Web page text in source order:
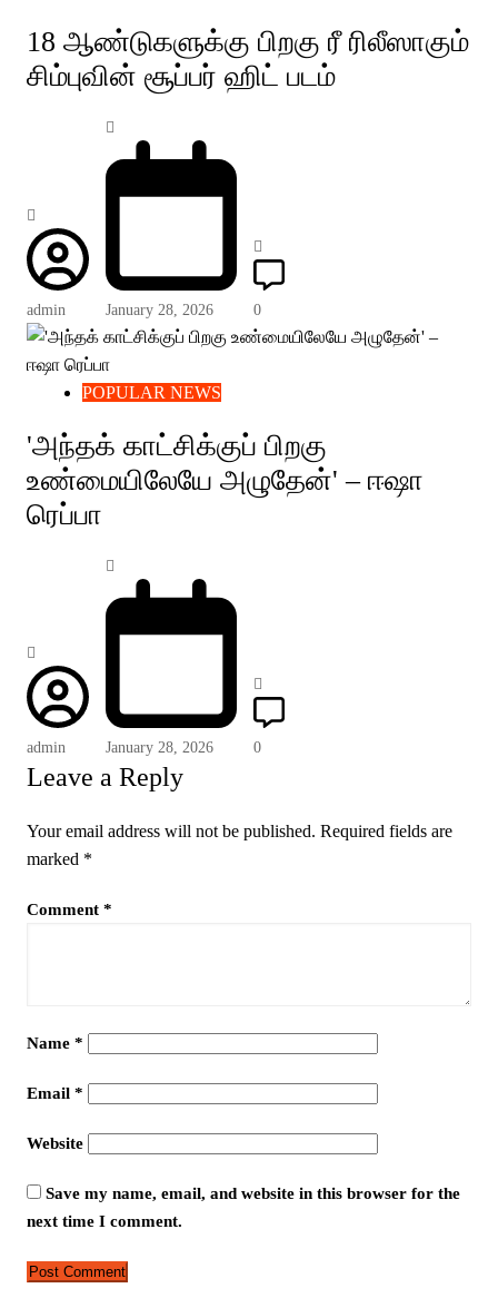
18 ஆண்டுகளுக்கு பிறகு ரீ ரிலீஸாகும்
சிம்புவின் சூப்பர் ஹிட் படம்
admin January 28, 2026 0
POPULAR NEWS
'அந்தக் காட்சிக்குப் பிறகு
உண்மையிலேயே அழுதேன்' – ஈஷா
ரெப்பா
admin January 28, 2026 0
Leave a Reply
Your email address will not be published. Required fields are
marked *
Comment *
Name *
Email *
Website
Save my name, email, and website in this browser for the
next time I comment.